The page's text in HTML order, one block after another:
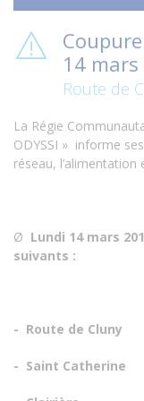
14 mars
Route de
La Régie
ODYSSI » informe
réseau,
Ø Lundi 14 mars
suivants :
- Route de Cluny
- Saint Catherine